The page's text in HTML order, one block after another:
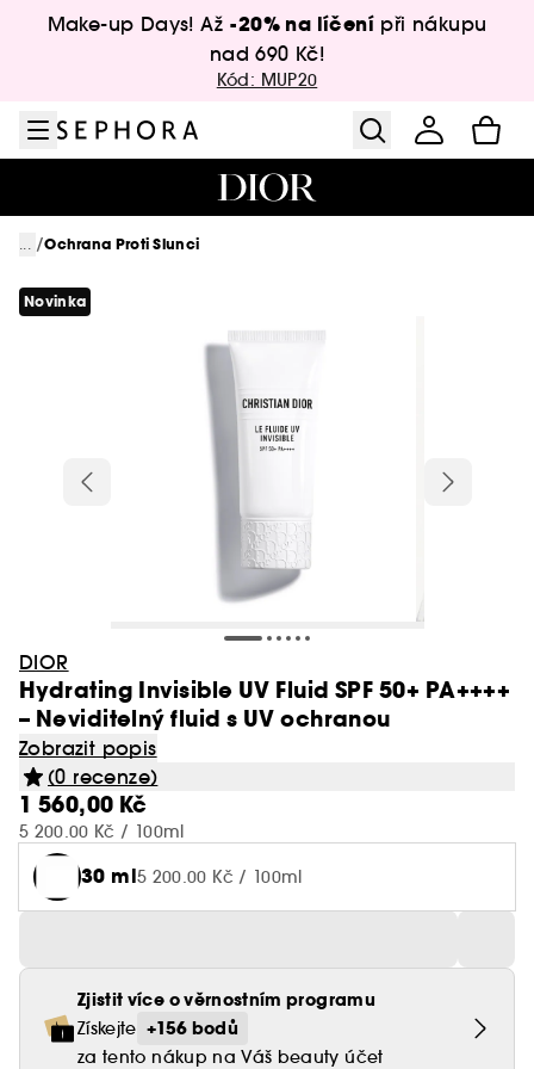
Přejít na hlavní obsah
Make-up Days! Až -20% na líčení při nákupu
nad 690 Kč!
Kód: MUP20
... /Ochrana Proti Slunci
Novinka
DIOR
Hydrating Invisible UV Fluid SPF 50+ PA++++
– Neviditelný fluid s UV ochranou
Zobrazit popis
(0 recenze)
1 560,00 Kč
5 200.00 Kč / 100ml
30 ml5 200.00 Kč / 100ml
Zjistit více o věrnostním programu
Získejte +156 bodů
za tento nákup na Váš beauty účet